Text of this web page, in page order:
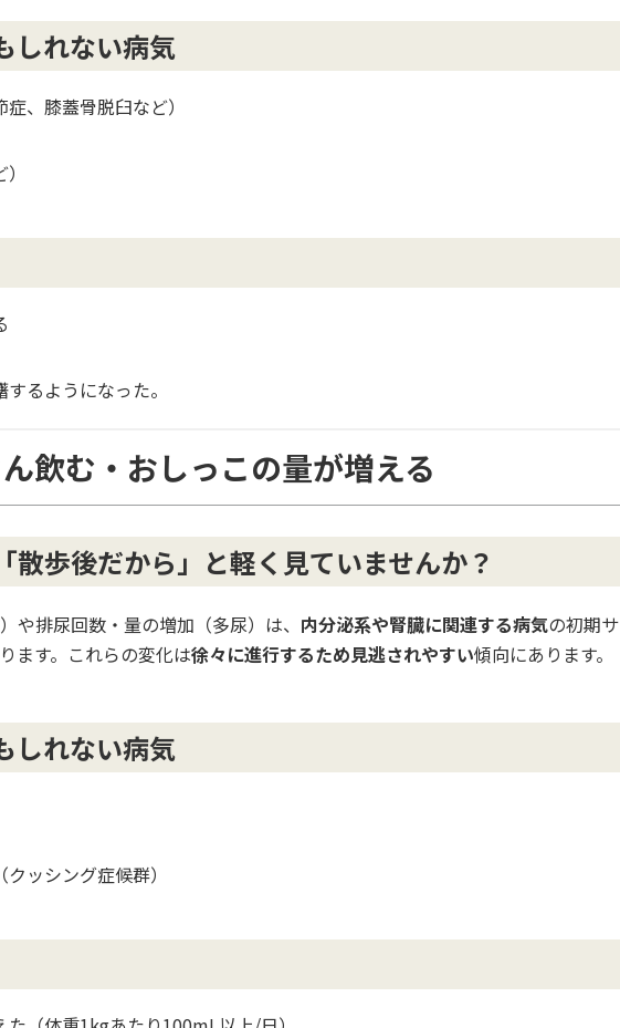
しれない病気
、膝蓋骨脱臼など）
るようになった。
飲む・おしっこの量が増える
散歩後だから」と軽く見ていませんか？
や排尿回数・量の増加（多尿）は、 内分泌系や腎臓に関連する病気の初期サ
ます。これらの変化は徐々に進行するため見逃されやすい傾向にあります。
しれない病気
ッシング症候群）